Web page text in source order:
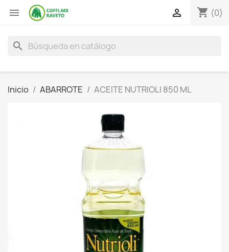
 shopping_cart (0)

search
Inicio ABARROTE ACEITE NUTRIOLI 850 ML